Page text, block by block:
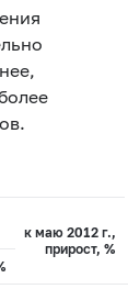
к маю 2012 г.,
прирост, %